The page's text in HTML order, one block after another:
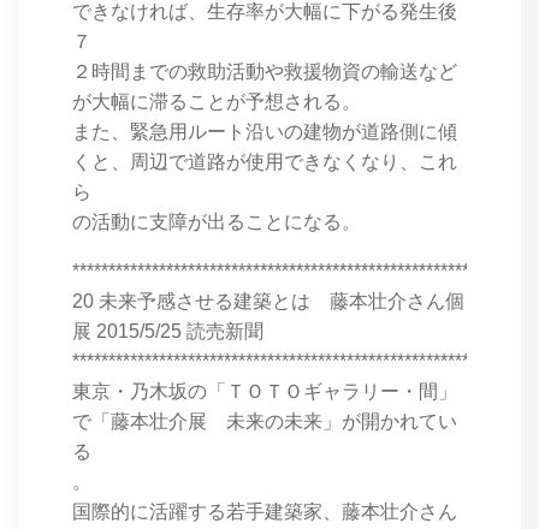
できなければ、生存率が大幅に下がる発生後
７
２時間までの救助活動や救援物資の輸送など
が大幅に滞ることが予想される。
また、緊急用ルート沿いの建物が道路側に傾
くと、周辺で道路が使用できなくなり、これ
ら
の活動に支障が出ることになる。
20 未来予感させる建築とは 藤本壮介さん個
展 2015/5/25 読売新聞
東京・乃木坂の「ＴＯＴＯギャラリー・間」
で「藤本壮介展 未来の未来」が開かれてい
る
。
国際的に活躍する若手建築家、藤本壮介さん